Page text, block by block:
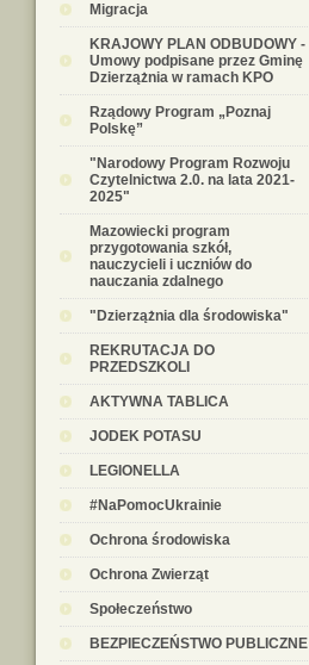
Migracja
KRAJOWY PLAN ODBUDOWY -
Umowy podpisane przez Gminę
Dzierzążnia w ramach KPO
Rządowy Program „Poznaj
Polskę”
"Narodowy Program Rozwoju
Czytelnictwa 2.0. na lata 2021-
2025"
Mazowiecki program
przygotowania szkół,
nauczycieli i uczniów do
nauczania zdalnego
"Dzierzążnia dla środowiska"
REKRUTACJA DO
PRZEDSZKOLI
AKTYWNA TABLICA
JODEK POTASU
LEGIONELLA
#NaPomocUkrainie
Ochrona środowiska
Ochrona Zwierząt
Społeczeństwo
BEZPIECZEŃSTWO PUBLICZNE